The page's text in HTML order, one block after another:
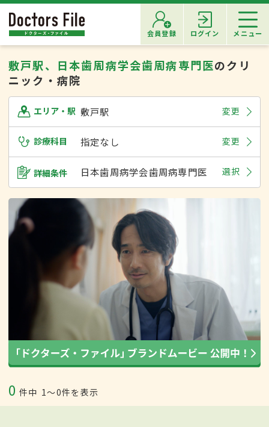
会員登録 ログイン メニュー
敷戸駅、日本歯周病学会歯周病専門医のクリ
ニック・病院
エリア・駅 敷戸駅 変更
診療科目 指定なし 変更
詳細条件 日本歯周病学会歯周病専門医 選択
0 件中 1〜0件を表示